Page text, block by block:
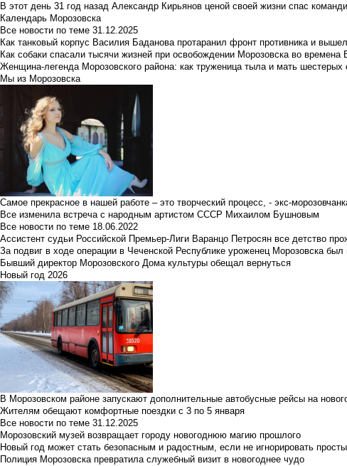
В этот день 31 год назад Александр Кирьянов ценой своей жизни спас
Календарь Морозовска
Все новости по теме 31.12.2025
Как танковый корпус Василия Баданова протаранил фронт противника и
Как собаки спасали тысячи жизней при освобождении Морозовска во времена
Женщина-легенда Морозовского района: как труженица тыла и мать
Мы из Морозовска
Самое прекрасное в нашей работе – это творческий процесс, - экс-
Все изменила встреча с народным артистом СССР Михаилом Бушновым
Все новости по теме 18.06.2022
Ассистент судьи Российской Премьер-Лиги Варанцо Петросян все детство
За подвиг в ходе операции в Чеченской Республике уроженец Морозовска
Бывший директор Морозовского Дома культуры обещал вернуться
Новый год 2026
В Морозовском районе запускают дополнительные автобусные рейсы на
Жителям обещают комфортные поездки с 3 по 5 января
Все новости по теме 31.12.2025
Морозовский музей возвращает городу новогоднюю магию прошлого
Новый год может стать безопасным и радостным, если не игнорировать
Полиция Морозовска превратила служебный визит в новогоднее чудо